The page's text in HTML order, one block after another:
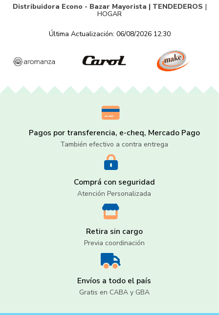
Distribuidora Econo - Bazar Mayorista | TENDEDEROS |
HOGAR
Última Actualización: 06/08/2026 12:30
Pagos por transferencia, e-cheq, Mercado Pago
También efectivo a contra entrega
Comprá con seguridad
Atención Personalizada
Retira sin cargo
Previa coordinación
Envíos a todo el país
Gratis en CABA y GBA